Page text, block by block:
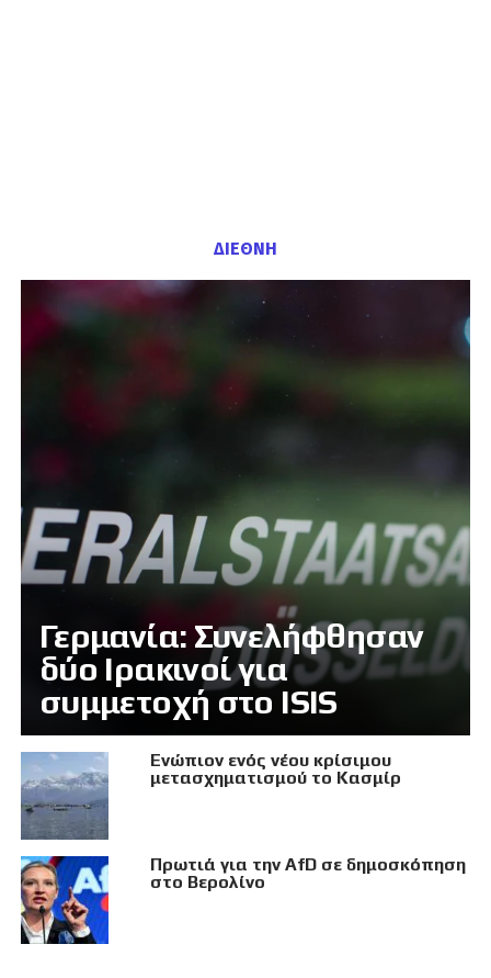
ΔΙΕΘΝΗ
Γερμανία: Συνελήφθησαν
δύο Ιρακινοί για
συμμετοχή στο ISIS
Eνώπιον ενός νέου κρίσιμου
μετασχηματισμού το Κασμίρ
Πρωτιά για την AfD σε δημοσκόπηση
στο Βερολίνο